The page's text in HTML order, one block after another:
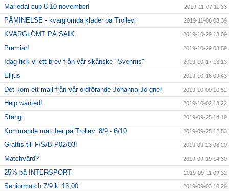
Mariedal cup 8-10 november! 2019-11-07 11:33
PÅMINELSE - kvarglömda kläder på Trollevi 2019-11-06 08:39
KVARGLÖMT PÅ SAIK 2019-10-29 13:09
Premiär! 2019-10-29 08:59
Idag fick vi ett brev från vår skånske "Svennis" 2019-10-17 13:13
Elljus 2019-10-16 09:43
Det kom ett mail från vår ordförande Johanna Jörgner 2019-10-09 10:52
Help wanted! 2019-10-02 13:22
Stängt 2019-09-25 14:19
Kommande matcher på Trollevi 8/9 - 6/10 2019-09-25 12:53
Grattis till F/S/B P02/03! 2019-09-23 08:20
Matchvärd? 2019-09-19 14:30
25% på INTERSPORT 2019-09-11 09:32
Seniormatch 7/9 kl 13,00 2019-09-03 10:29